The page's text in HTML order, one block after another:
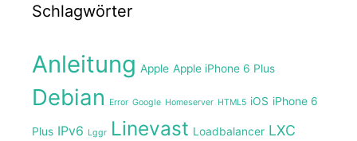
Schlagwörter
Anleitung Apple Apple iPhone 6 Plus
Debian Error Google Homeserver HTML5 iOS iPhone 6
Plus IPv6 Lggr Linevast Loadbalancer LXC